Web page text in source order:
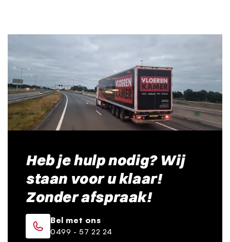
Heb je hulp nodig? Wij
staan voor u klaar!
Zonder afspraak!
Bel met ons
0499 - 57 22 24